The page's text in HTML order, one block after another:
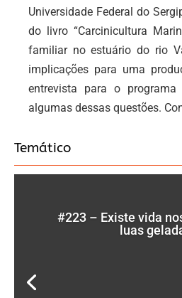
Universidade Federal do
do livro “Carcinicultura
familiar no estuário do rio
implicações para uma
entrevista para o
algumas dessas questões.
Temático
#223 – Existe vida
luas